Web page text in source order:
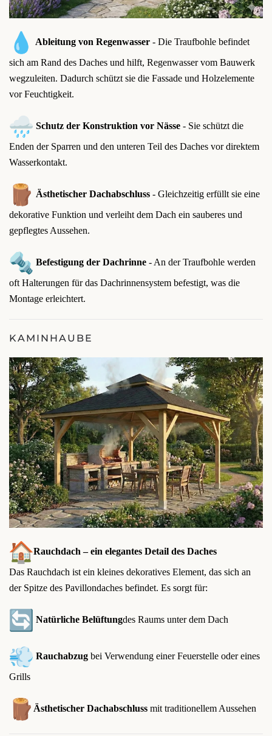
Ableitung von Regenwasser - Die Traufbohle befindet
sich am Rand des Daches und hilft, Regenwasser vom Bauwerk
wegzuleiten. Dadurch schützt sie die Fassade und Holzelemente
vor Feuchtigkeit.
Schutz der Konstruktion vor Nässe - Sie schützt die
Enden der Sparren und den unteren Teil des Daches vor direktem
Wasserkontakt.
Ästhetischer Dachabschluss - Gleichzeitig erfüllt sie eine
dekorative Funktion und verleiht dem Dach ein sauberes und
gepflegtes Aussehen.
Befestigung der Dachrinne - An der Traufbohle werden
oft Halterungen für das Dachrinnensystem befestigt, was die
Montage erleichtert.
KAMINHAUBE
Rauchdach – ein elegantes Detail des Daches
Das Rauchdach ist ein kleines dekoratives Element, das sich an
der Spitze des Pavillondaches befindet. Es sorgt für:
Natürliche Belüftungdes Raums unter dem Dach
Rauchabzug bei Verwendung einer Feuerstelle oder eines
Grills
Ästhetischer Dachabschluss mit traditionellem Aussehen